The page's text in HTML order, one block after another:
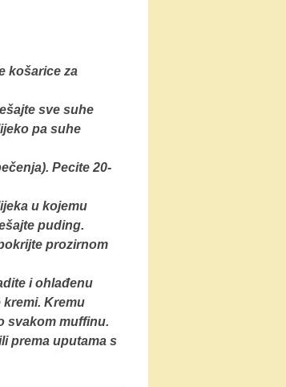
košarice za
sve suhe
pa suhe
Pecite 20-
u kojemu
puding.
prozirnom
i ohlađenu
kremi. Kremu
svakom muffinu.
prema uputama s